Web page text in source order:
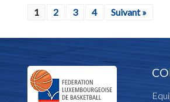
1 2 3 4 Suivant »